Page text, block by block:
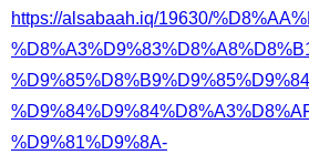
https://alsabaah.iq/19630/
%D9%81%D9%8A-